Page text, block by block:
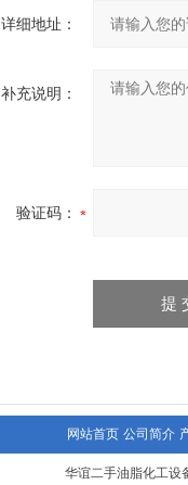
详细地址：
补充说明：
验证码：
网站首页 公司简介
华谊二手油脂化工设